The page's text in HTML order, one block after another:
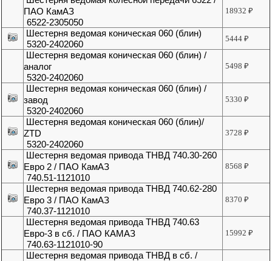
ПАО КамАЗ
6522-2305050
18932₽
Шестерня ведомая коническая 060 (блин)
5320-2402060
5444₽
Шестерня ведомая коническая 060 (блин) /
аналог
5320-2402060
5498₽
Шестерня ведомая коническая 060 (блин) /
завод
5320-2402060
5330₽
Шестерня ведомая коническая 060 (блин)/
ZTD
5320-2402060
3728₽
Шестерня ведомая привода ТНВД 740.30-260
Евро 2 / ПАО КамАЗ
740.51-1121010
8568₽
Шестерня ведомая привода ТНВД 740.62-280
Евро 3 / ПАО КамАЗ
740.37-1121010
8370₽
Шестерня ведомая привода ТНВД 740.63
Евро-3 в сб. / ПАО КАМАЗ
740.63-1121010-90
15992₽
Шестерня ведомая привода ТНВД в сб. /